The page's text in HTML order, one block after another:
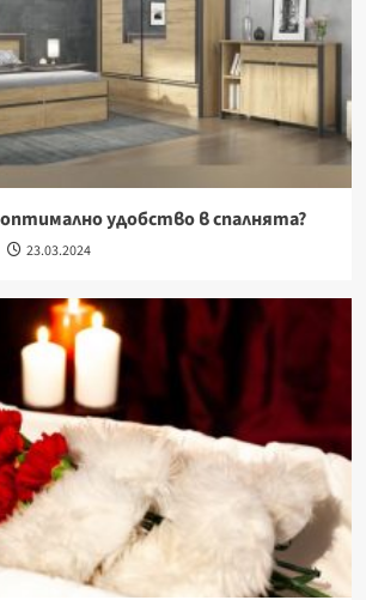
удобство в спалнята?
23.03.2024